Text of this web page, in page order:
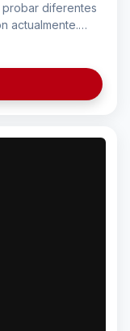
probar diferentes
actualmente.